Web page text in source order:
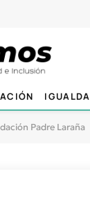
Padre Laraña